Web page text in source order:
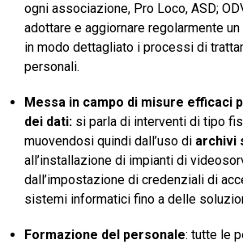
ogni associazione, Pro Loco, ASD;
adottare e aggiornare regolarmente
in modo dettagliato i processi di
personali.
Messa in campo di misure efficaci
dei dati: si parla di interventi di tipo
muovendosi quindi dall’uso di archivi
all’installazione di impianti di
dall’impostazione di credenziali di
sistemi informatici fino a delle
Formazione del personale: tutte le